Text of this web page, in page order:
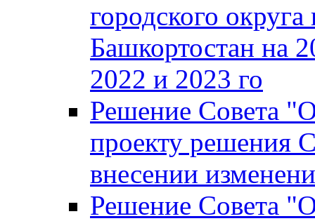
городского
Башкортостан на
2022 и 2023 го
Решение Совета
проекту решения
внесении
Решение Совета